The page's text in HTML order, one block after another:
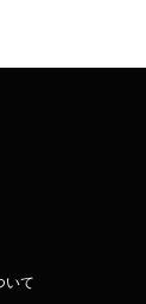
いて